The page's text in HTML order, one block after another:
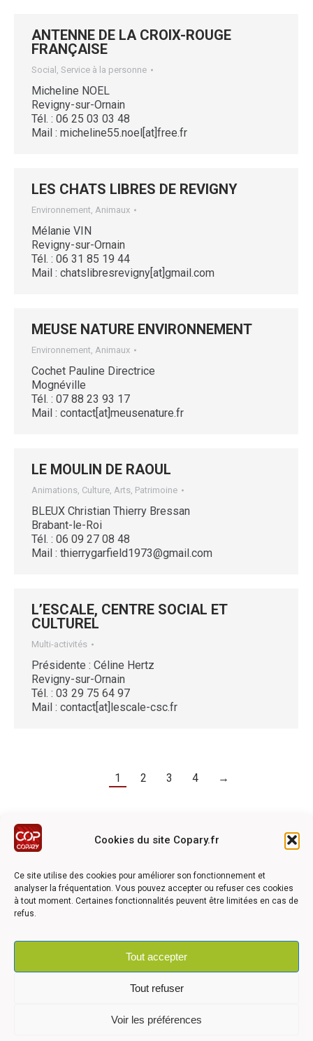
Cookies du site Copary.fr
Ce site utilise des cookies pour améliorer son fonctionnement et
analyser la fréquentation. Vous pouvez accepter ou refuser ces cookies
à tout moment. Certaines fonctionnalités peuvent être limitées en cas de
refus.
Tout accepter
Tout refuser
Voir les préférences
ANTENNE DE LA CROIX-ROUGE
FRANÇAISE
Social, Service à la personne
Micheline NOEL
Revigny-sur-Ornain
Tél. : 06 25 03 03 48
Mail : micheline55.noel[at]free.fr
LES CHATS LIBRES DE REVIGNY
Environnement, Animaux
Mélanie VIN
Revigny-sur-Ornain
Tél. : 06 31 85 19 44
Mail : chatslibresrevigny[at]gmail.com
MEUSE NATURE ENVIRONNEMENT
Environnement, Animaux
Cochet Pauline Directrice
Mognéville
Tél. : 07 88 23 93 17
Mail : contact[at]meusenature.fr
LE MOULIN DE RAOUL
Animations, Culture, Arts, Patrimoine
BLEUX Christian Thierry Bressan
Brabant-le-Roi
Tél. : 06 09 27 08 48
Mail : thierrygarfield1973@gmail.com
L’ESCALE, CENTRE SOCIAL ET
CULTUREL
Multi-activités
Présidente : Céline Hertz
Revigny-sur-Ornain
Tél. : 03 29 75 64 97
Mail : contact[at]lescale-csc.fr
1 2 3 4 →
Ce site a été réalisé avec le soutien financier de l'Union
Pays Barrois